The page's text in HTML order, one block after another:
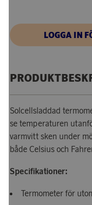
LOGGA IN
Solcellsladdad
se temperaturen
varmvitt sken under
både Celsius och
Specifikationer:
Termometer för